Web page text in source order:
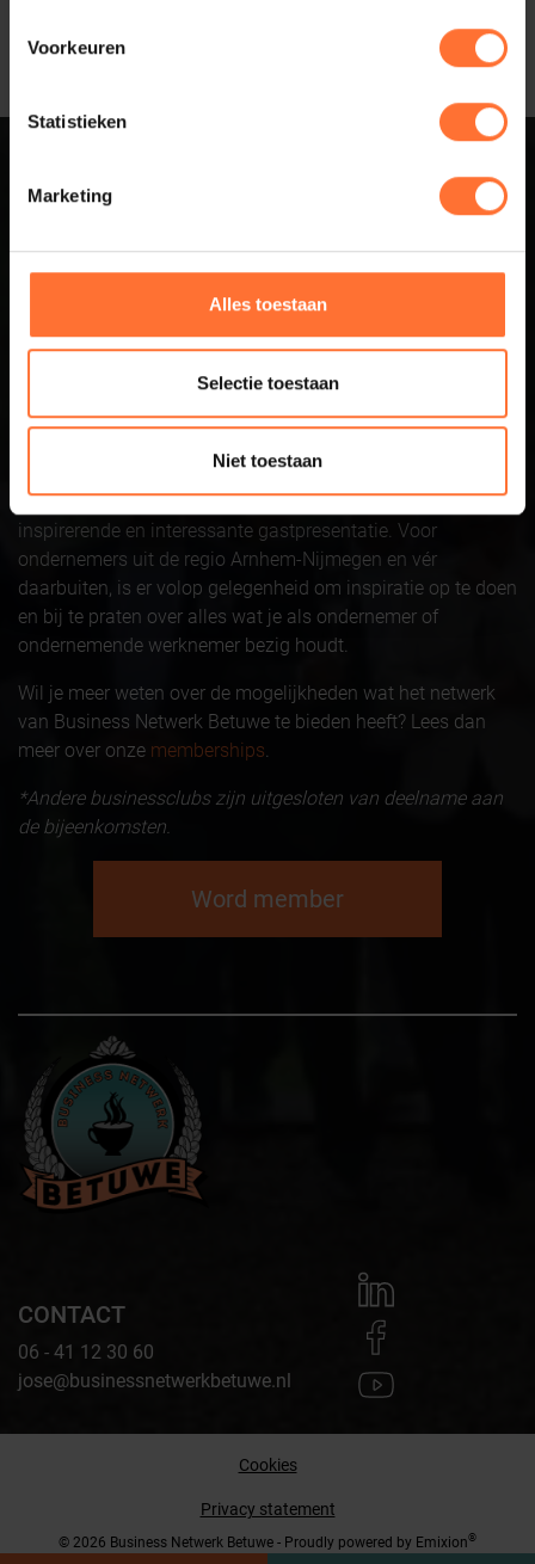
Voorkeuren
Statistieken
Marketing
Alles toestaan
Selectie toestaan
Niet toestaan
Sluit aan bij
Business Netwerk
Betuwe
Business Netwerk Betuwe is hét business netwerk voor de
regio Arnhem-Nijmegen waar succesvolle ondernemers
3e donderdag van de maandvan 09:00 en 11:00 uur is er
een bijeenkomst. Naast het netwerken zijn er ook
inspirerende en interessante gastpresentatie. Voor
ondernemers uit de regio Arnhem-Nijmegen en vér
daarbuiten, is er volop gelegenheid om inspiratie op te doen
en bij te praten over alles wat je als ondernemer of
ondernemende werknemer bezig houdt.
Wil je meer weten over de mogelijkheden wat het netwerk
van Business Netwerk Betuwe te bieden heeft? Lees dan
meer over onze memberships
*Andere businessclubs zijn uitgesloten van deelname aan
de bijeenkomsten.
Word member
CONTACT
06 - 41 12 30 60
jose@businessnetwerkbetuwe.nl
© 2026 Business Netwerk Betuwe - Proudly powered by Emixion®
Cookies
Privacy statement